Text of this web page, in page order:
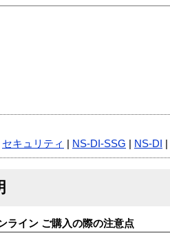
セキュリティ NS-DI-SSG NS-DI
ライン ご購入の際の注意点